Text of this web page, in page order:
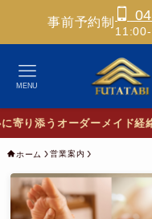
事前予約制
MENU
ホーム 営業案内